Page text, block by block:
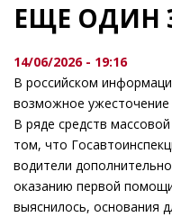
ЕЩЕ ОДИН
14/06/2026 - 19:16
В российском
возможное
В ряде средств
том, что
водители
оказанию первой
выяснилось, основания